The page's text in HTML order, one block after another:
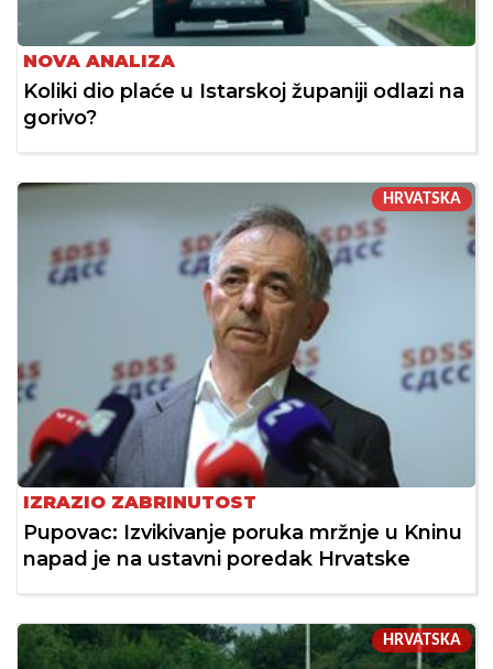
NOVA ANALIZA
Koliki dio plaće u Istarskoj županiji odlazi na
gorivo?
HRVATSKA
IZRAZIO ZABRINUTOST
Pupovac: Izvikivanje poruka mržnje u Kninu
napad je na ustavni poredak Hrvatske
HRVATSKA